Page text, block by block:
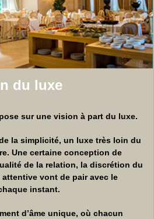
du luxe
sur une vision à part du luxe.
la simplicité, un luxe très loin du
Une certaine conception de
de la relation, la discrétion du
vont de pair avec le
instant.
d’âme unique, où chacun